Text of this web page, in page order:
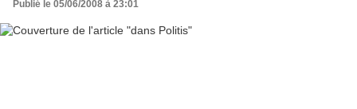
Publié le 05/06/2008 à 23:01